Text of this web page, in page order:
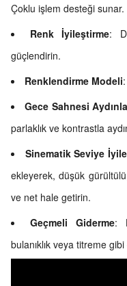
Çoklu işlem desteği sunar.
Renk İyileştirme:
güçlendirin.
Renklendirme Modeli
Gece Sahnesi
parlaklık ve kontrastla
Sinematik Seviye
ekleyerek, düşük
ve net hale getirin.
Geçmeli Giderme:
bulanıklık veya titreme